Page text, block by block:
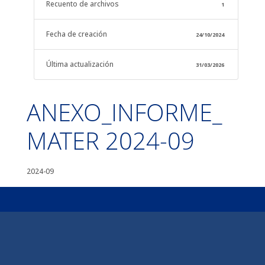
Recuento de archivos 1
Fecha de creación 24/10/2024
Última actualización 31/03/2026
ANEXO_INFORME_
MATER 2024-09
2024-09